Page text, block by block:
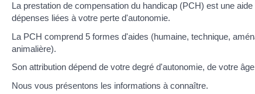
La prestation de compensation du handicap (PCH) est une
dépenses liées à votre perte d'autonomie.
La PCH comprend 5 formes d'aides (humaine, technique,
animalière).
Son attribution dépend de votre degré d'autonomie, de votre
Nous vous présentons les informations à connaître.